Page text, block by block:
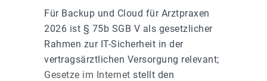
Für Backup und Cloud für Arztpraxen
2026 ist § 75b SGB V als gesetzlicher
Rahmen zur IT-Sicherheit in der
vertragsärztlichen Versorgung relevant;
Gesetze im Internet stellt den